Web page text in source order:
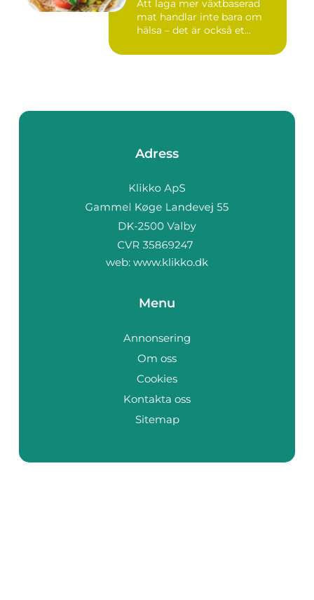
Att laga mer växtbaserad
mat handlar inte bara om
hälsa – det är också et...
Adress
web: www.klikko.dk
Menu
Annonsering
Om oss
Cookies
Kontakta oss
Sitemap